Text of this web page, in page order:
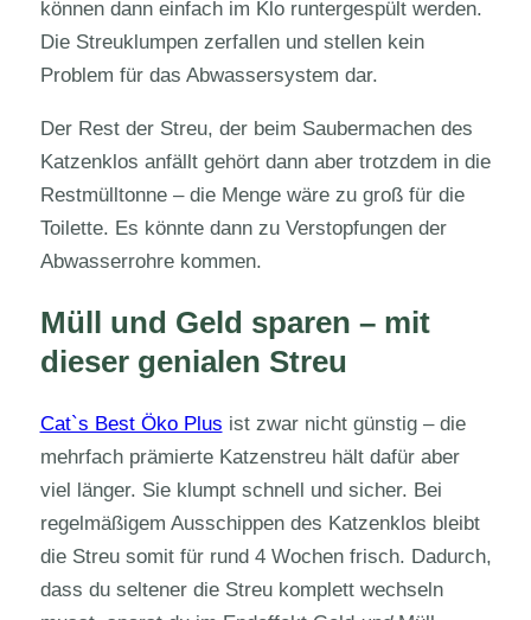
können dann einfach im Klo runtergespült werden.
Die Streuklumpen zerfallen und stellen kein
Problem für das Abwassersystem dar.
Der Rest der Streu, der beim Saubermachen des
Katzenklos anfällt gehört dann aber trotzdem in die
Restmülltonne – die Menge wäre zu groß für die
Toilette. Es könnte dann zu Verstopfungen der
Abwasserrohre kommen.
Müll und Geld sparen – mit
dieser genialen Streu
Cat`s Best Öko Plus ist zwar nicht günstig – die
mehrfach prämierte Katzenstreu hält dafür aber
viel länger. Sie klumpt schnell und sicher. Bei
regelmäßigem Ausschippen des Katzenklos bleibt
die Streu somit für rund 4 Wochen frisch. Dadurch,
dass du seltener die Streu komplett wechseln